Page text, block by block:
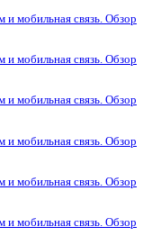
и мобильная связь. Обзор
и мобильная связь. Обзор
и мобильная связь. Обзор
и мобильная связь. Обзор
и мобильная связь. Обзор
и мобильная связь. Обзор